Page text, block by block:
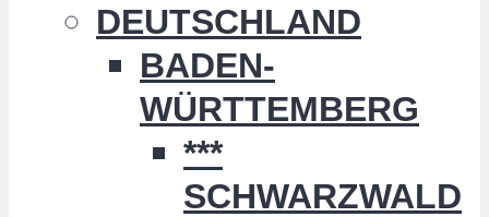
DEUTSCHLAND
BADEN-
WÜRTTEMBERG
***
SCHWARZWALD